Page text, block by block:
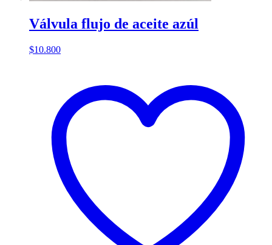
Válvula flujo de aceite azúl
$10.800